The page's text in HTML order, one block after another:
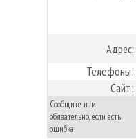
Адрес:
Телефоны:
Сайт:
Сообщите нам
обязательно, если есть
ошибка: